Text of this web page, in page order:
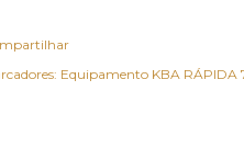
Equipamento KBA RÁPIDA